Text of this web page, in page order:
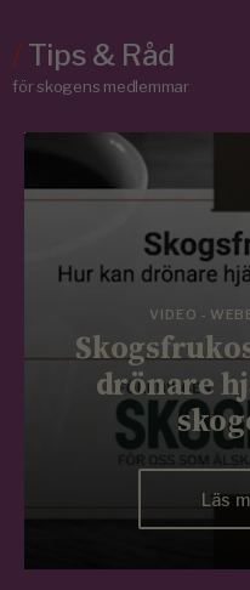
/Tips & Råd
för skogens medlemmar
VIDEO -
drönare
Läs